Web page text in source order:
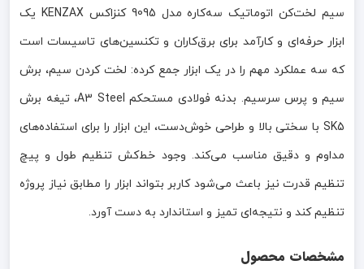
سیم لخت‌کن اتوماتیک سه‌کاره مدل 9095 کنزاکس KENZAX یک
ابزار حرفه‌ای و کارآمد برای برق‌کاران و تکنسین‌های تاسیسات است
که سه عملکرد مهم را در یک ابزار جمع کرده: لخت کردن سیم، برش
سیم و پرس سرسیم. بدنه فولادی مستحکم A3 Steel، تیغه برش
SK5 با سختی بالا و طراحی خوش‌دست، این ابزار را برای استفاده‌های
مداوم و دقیق مناسب می‌کند. وجود خط‌کش تنظیم طول و پیچ
تنظیم قدرت نیز باعث می‌شود کاربر بتواند ابزار را مطابق نیاز پروژه
تنظیم کند و نتیجه‌ای تمیز و استاندارد به دست آورد.
مشخصات محصول